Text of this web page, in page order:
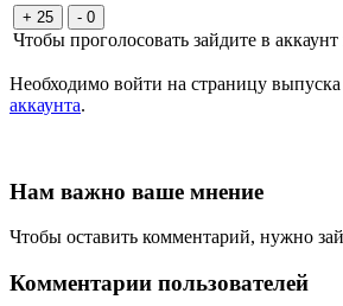
+ 25 - 0
Чтобы проголосовать зайдите в
Необходимо войти на страницу
аккаунта.
Нам важно ваше мнение
Чтобы оставить комментарий, нужно
Комментарии пользователей